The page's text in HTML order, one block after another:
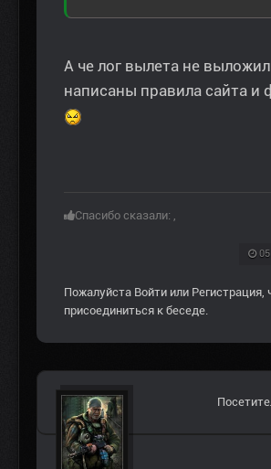
А че лог вылета не
написаны правила сайта и
Спасибо сказали: ,
Пожалуйста Войти или Регистрация,
присоединиться к беседе.